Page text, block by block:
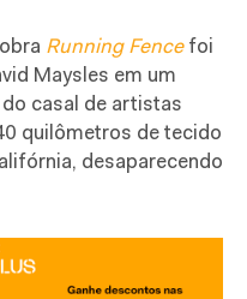
Running Fencefoi
Maysles em um
casal de artistas
quilômetros de tecido
desaparecendo